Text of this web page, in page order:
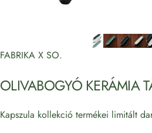
FABRIKA X SO.
OLIVABOGYÓ KERÁMIA
Kapszula kollekció termékei limitált